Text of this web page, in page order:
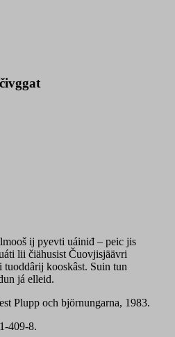
ij pyevti uáiniđ – peic jis
lii čiähusist Čuovjisjäävri
kooskâst. Suin tun
já elleid.
Plupp och björnungarna, 1983.
409-8.